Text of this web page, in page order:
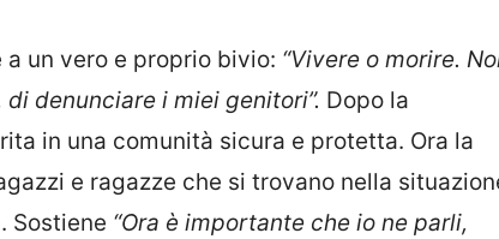
un vero e proprio bivio: “Vivere o morire.
denunciare i miei genitori”. Dopo la
in una comunità sicura e protetta. Ora la
e ragazze che si trovano nella
Sostiene “Ora è importante che io ne parli,